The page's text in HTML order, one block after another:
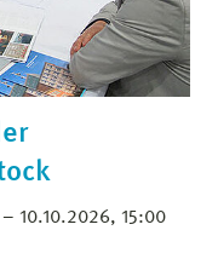
10.10.2026, 15:00